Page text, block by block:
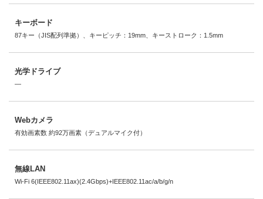
キーボード
87キー（JIS配列準拠）、キーピッチ：19mm、キーストローク：1.5mm
光学ドライブ
―
Webカメラ
有効画素数 約92万画素（デュアルマイク付）
無線LAN
Wi-Fi 6(IEEE802.11ax)(2.4Gbps)+IEEE802.11ac/a/b/g/n